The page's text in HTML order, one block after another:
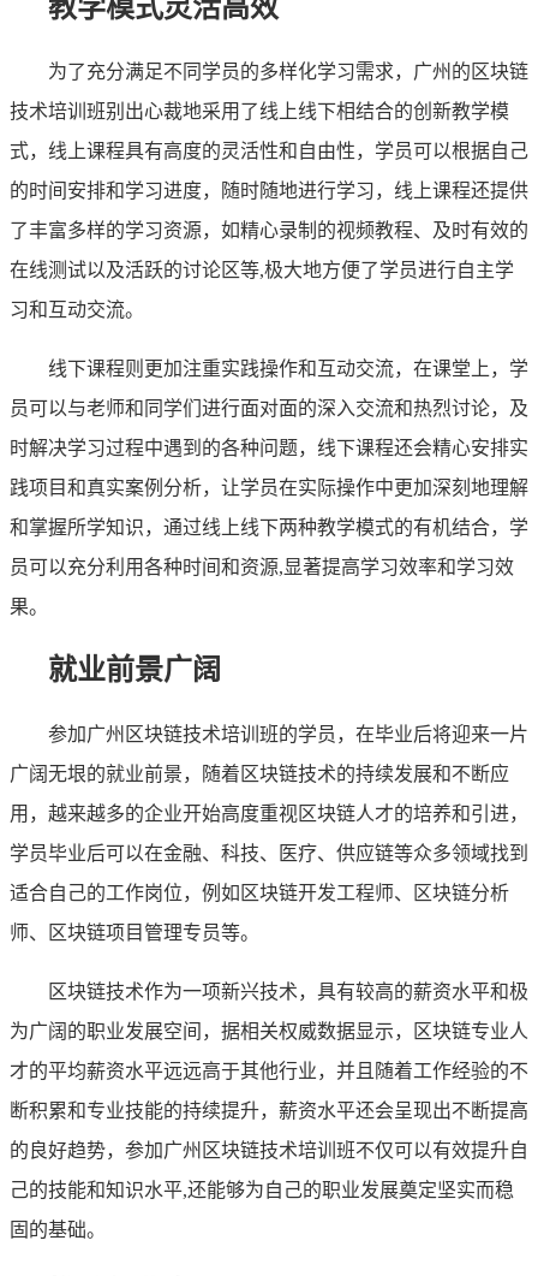
教学模式灵活高效
为了充分满足不同学员的多样化学习需求，广州的区块链
技术培训班别出心裁地采用了线上线下相结合的创新教学模
式，线上课程具有高度的灵活性和自由性，学员可以根据自己
的时间安排和学习进度，随时随地进行学习，线上课程还提供
了丰富多样的学习资源，如精心录制的视频教程、及时有效的
在线测试以及活跃的讨论区等,极大地方便了学员进行自主学
习和互动交流。
线下课程则更加注重实践操作和互动交流，在课堂上，学
员可以与老师和同学们进行面对面的深入交流和热烈讨论，及
时解决学习过程中遇到的各种问题，线下课程还会精心安排实
践项目和真实案例分析，让学员在实际操作中更加深刻地理解
和掌握所学知识，通过线上线下两种教学模式的有机结合，学
员可以充分利用各种时间和资源,显著提高学习效率和学习效
果。
就业前景广阔
参加广州区块链技术培训班的学员，在毕业后将迎来一片
广阔无垠的就业前景，随着区块链技术的持续发展和不断应
用，越来越多的企业开始高度重视区块链人才的培养和引进，
学员毕业后可以在金融、科技、医疗、供应链等众多领域找到
适合自己的工作岗位，例如区块链开发工程师、区块链分析
师、区块链项目管理专员等。
区块链技术作为一项新兴技术，具有较高的薪资水平和极
为广阔的职业发展空间，据相关权威数据显示，区块链专业人
才的平均薪资水平远远高于其他行业，并且随着工作经验的不
断积累和专业技能的持续提升，薪资水平还会呈现出不断提高
的良好趋势，参加广州区块链技术培训班不仅可以有效提升自
己的技能和知识水平,还能够为自己的职业发展奠定坚实而稳
固的基础。